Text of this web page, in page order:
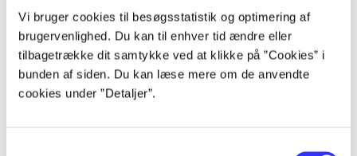
Vi bruger cookies til besøgsstatistik og optimering af
brugervenlighed. Du kan til enhver tid ændre eller
tilbagetrække dit samtykke ved at klikke på ”Cookies” i
bunden af siden. Du kan læse mere om de anvendte
cookies under ”Detaljer”.
Artikler
Alle registrerede artikler fordelt på udgivelser